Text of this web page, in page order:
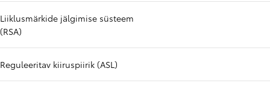
Liiklusmärkide jälgimise süsteem
(RSA)
Reguleeritav kiiruspiirik (ASL)